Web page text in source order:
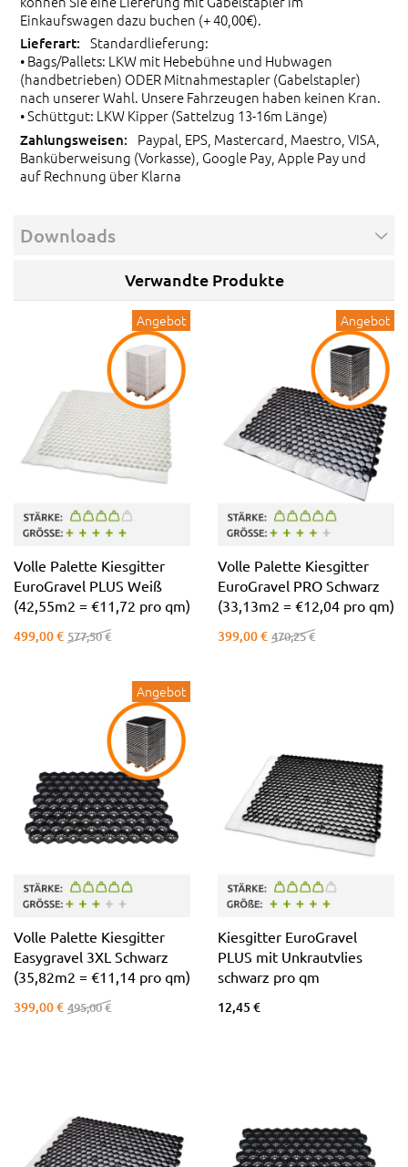
Einkaufswagen dazu buchen (+ 40,00€).
Standardlieferung:
• Bags/Pallets: LKW mit Hebebühne und Hubwagen
(handbetrieben) ODER Mitnahmestapler (Gabelstapler)
nach unserer Wahl. Unsere Fahrzeugen haben keinen Kran.
• Schüttgut: LKW Kipper (Sattelzug 13-16m Länge)
Paypal, EPS, Mastercard, Maestro, VISA,
Banküberweisung (Vorkasse), Google Pay, Apple Pay und
auf Rechnung über Klarna
Downloads
Verwandte Produkte
Angebot
Volle Palette Kiesgitter
EuroGravel PLUS Weiß
(42,55m2 = €11,72 pro qm)
499,00 € 577,50 €
Angebot
Volle Palette Kiesgitter
EuroGravel PRO Schwarz
(33,13m2 = €12,04 pro qm)
399,00 € 470,25 €
Angebot
Volle Palette Kiesgitter
Easygravel 3XL Schwarz
(35,82m2 = €11,14 pro qm)
399,00 € 495,00 €
Kiesgitter EuroGravel
PLUS mit Unkrautvlies
schwarz pro qm
12,45 €